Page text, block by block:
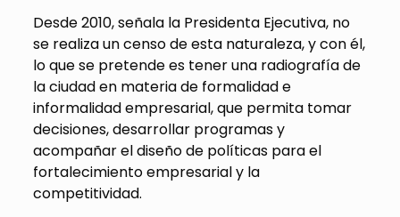
Desde 2010, señala la Presidenta Ejecutiva, no
se realiza un censo de esta naturaleza, y con él,
lo que se pretende es tener una radiografía de
la ciudad en materia de formalidad e
informalidad empresarial, que permita tomar
decisiones, desarrollar programas y
acompañar el diseño de políticas para el
fortalecimiento empresarial y la
competitividad.